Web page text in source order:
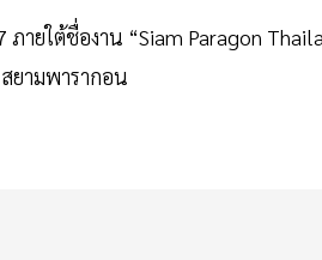
ายใต้ชื่องาน “Siam Paragon
ยามพารากอน